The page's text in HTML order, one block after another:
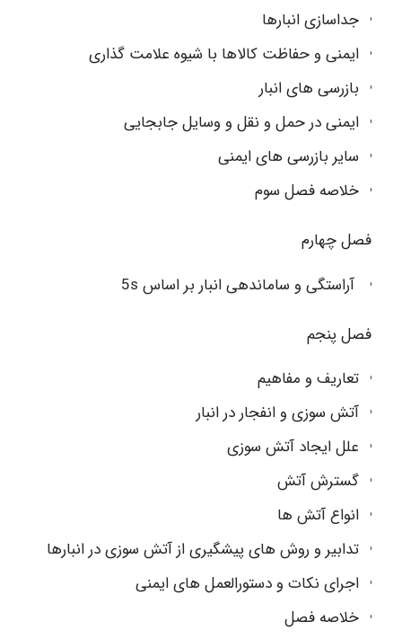
جداسازی انبارها
ایمنی و حفاظت کالاها با شیوه علامت گذاری
بازرسی های انبار
ایمنی در حمل و نقل و وسایل جابجایی
سایر بازرسی های ایمنی
خلاصه فصل سوم
فصل چهارم
آراستگی و ساماندهی انبار بر اساس 5s
فصل پنجم
تعاریف و مفاهیم
آتش سوزی و انفجار در انبار
علل ایجاد آتش سوزی
گسترش آتش
انواع آتش ها
تدابیر و روش های پیشگیری از آتش سوزی در انبارها
اجرای نکات و دستورالعمل های ایمنی
خلاصه فصل